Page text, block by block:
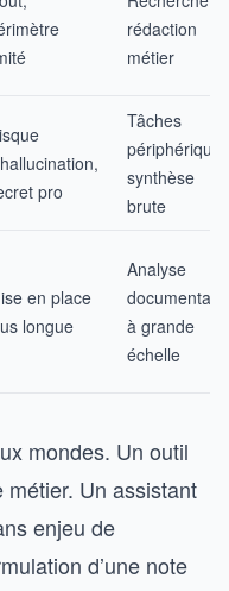
rédaction
métier
pro
Tâches
synthèse
brute
en place
longue
Analyse
documentaire
à grande
échelle
mondes. Un outil
Un assistant
enjeu de
d’une note